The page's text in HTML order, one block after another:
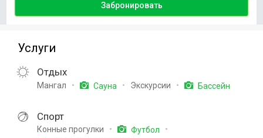
Забронировать
Услуги
Отдых
Мангал Сауна Экскурсии Бассейн
Спорт
Конные прогулки
Футбол